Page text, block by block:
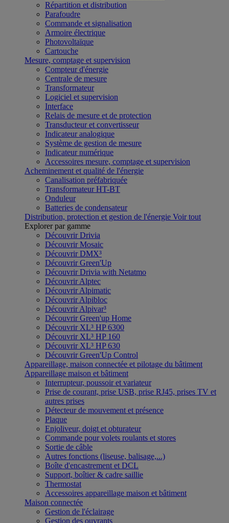
Répartition et distribution
Parafoudre
Commande et signalisation
Armoire électrique
Photovoltaïque
Cartouche
Mesure, comptage et supervision
Compteur d'énergie
Centrale de mesure
Transformateur
Logiciel et supervision
Interface
Relais de mesure et de protection
Transducteur et convertisseur
Indicateur analogique
Système de gestion de mesure
Indicateur numérique
Accessoires mesure, comptage et supervision
Acheminement et qualité de l'énergie
Canalisation préfabriquée
Transformateur HT-BT
Onduleur
Batteries de condensateur
Distribution, protection et gestion de l'énergie Voir tout
Explorer par gamme
Découvrir Drivia
Découvrir Mosaic
Découvrir DMX³
Découvrir Green'Up
Découvrir Drivia with Netatmo
Découvrir Alptec
Découvrir Alpimatic
Découvrir Alpibloc
Découvrir Alpivar³
Découvrir Green'up Home
Découvrir XL³ HP 6300
Découvrir XL³ HP 160
Découvrir XL³ HP 630
Découvrir Green'Up Control
Appareillage, maison connectée et pilotage du bâtiment
Appareillage maison et bâtiment
Interrupteur, poussoir et variateur
Prise de courant, prise USB, prise RJ45, prises TV et
autres prises
Détecteur de mouvement et présence
Plaque
Enjoliveur, doigt et obturateur
Commande pour volets roulants et stores
Sortie de câble
Autres fonctions (liseuse, balisage,...)
Boîte d'encastrement et DCL
Support, boîtier & cadre saillie
Thermostat
Accessoires appareillage maison et bâtiment
Maison connectée
Gestion de l'éclairage
Gestion des ouvrants